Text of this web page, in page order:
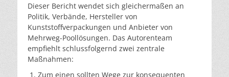
Dieser Bericht wendet sich gleichermaßen an
Politik, Verbände, Hersteller von
Kunststoffverpackungen und Anbieter von
Mehrweg-Poollösungen. Das Autorenteam
empfiehlt schlussfolgernd zwei zentrale
Maßnahmen:
Zum einen sollten Wege zur konsequenten